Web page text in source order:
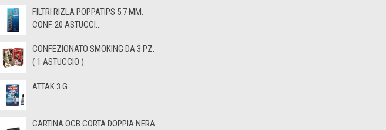
FILTRI RIZLA POPPATIPS 5.7 MM.
CONF. 20 ASTUCCI...
CONFEZIONATO SMOKING DA 3 PZ.
( 1 ASTUCCIO )
ATTAK 3 G
CARTINA OCB CORTA DOPPIA NERA